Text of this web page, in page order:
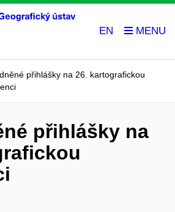
EN
přihlášky na 26. kartografickou
přihlášky na